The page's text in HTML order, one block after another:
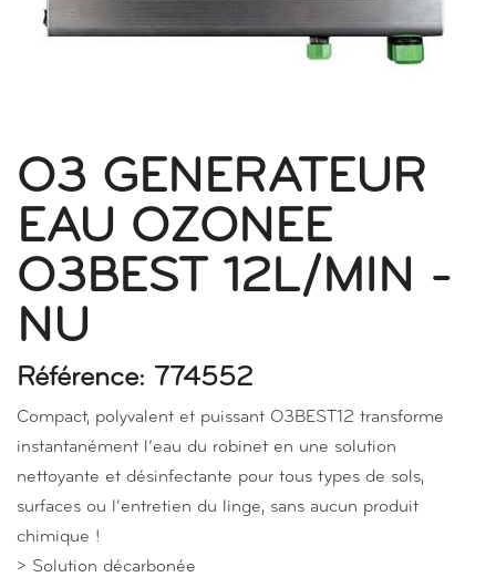
O3 GENERATEUR
EAU OZONEE
O3BEST 12L/MIN -
NU
Référence: 774552
Compact, polyvalent et puissant O3BEST12 transforme
instantanément l’eau du robinet en une solution
nettoyante et désinfectante pour tous types de sols,
surfaces ou l’entretien du linge, sans aucun produit
chimique !
> Solution décarbonée